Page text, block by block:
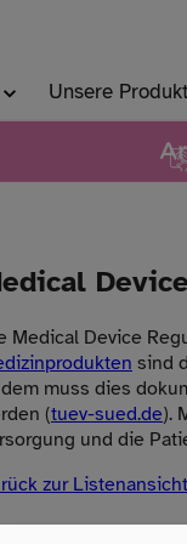
Medical Device
sind
muss dies
(tuev-sued.de).
und die
zur Listenansicht
Unsere